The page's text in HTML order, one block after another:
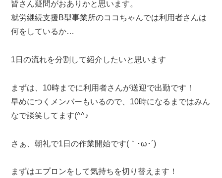
皆さん疑問がおありかと思います。
就労継続支援B型事業所のココちゃんでは利用者さんは
何をしているか…
1日の流れを分割して紹介したいと思います
まずは、10時までに利用者さんが送迎で出勤です！
早めにつくメンバーもいるので、10時になるまではみん
なで談笑してます(^^♪
さぁ、朝礼で1日の作業開始です(｀･ω･´)ゞ
まずはエプロンをして気持ちを切り替えます！